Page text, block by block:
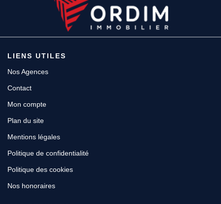
LIENS UTILES
Nos Agences
Contact
Mon compte
Plan du site
Mentions légales
Politique de confidentialité
Politique des cookies
Nos honoraires